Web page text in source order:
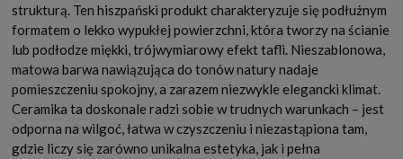
strukturą. Ten hiszpański produkt charakteryzuje się podłużnym
formatem o lekko wypukłej powierzchni, która tworzy na ścianie
lub podłodze miękki, trójwymiarowy efekt tafli. Nieszablonowa,
matowa barwa nawiązująca do tonów natury nadaje
pomieszczeniu spokojny, a zarazem niezwykle elegancki klimat.
Ceramika ta doskonale radzi sobie w trudnych warunkach – jest
odporna na wilgoć, łatwa w czyszczeniu i niezastąpiona tam,
gdzie liczy się zarówno unikalna estetyka, jak i pełna